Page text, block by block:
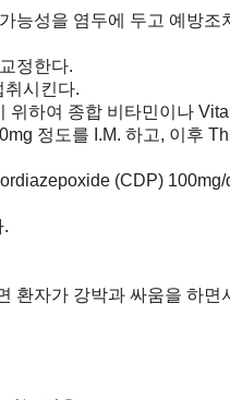
성을 염두에 두고 예방조
정한다.
시킨다.
하여 종합 비타민이나
정도를 I.M. 하고, 이후
(CDP) 100mg/
자가 강박과 싸움을 하면